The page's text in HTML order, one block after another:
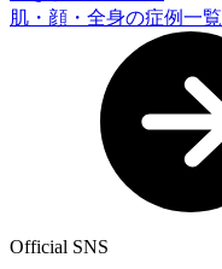
肌・顔・全身の症例一覧
Official SNS